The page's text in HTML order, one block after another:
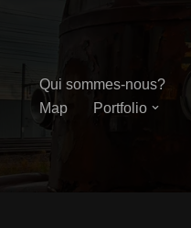
Qui sommes-nous?
Map
Portfolio